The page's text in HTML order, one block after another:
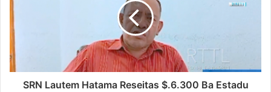
SRN Lautem Hatama Reseitas $.6.300 Ba Estadu